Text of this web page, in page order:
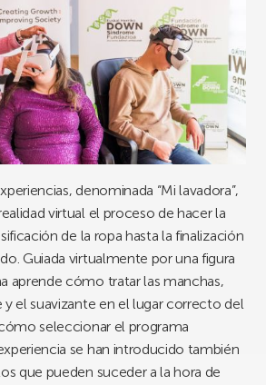
denominada “Mi lavadora”,
virtual el proceso de hacer la
de la ropa hasta la finalización
Guiada virtualmente por una figura
aprende cómo tratar las manchas,
el suavizante en el lugar correcto del
seleccionar el programa
se han introducido también
que pueden suceder a la hora de